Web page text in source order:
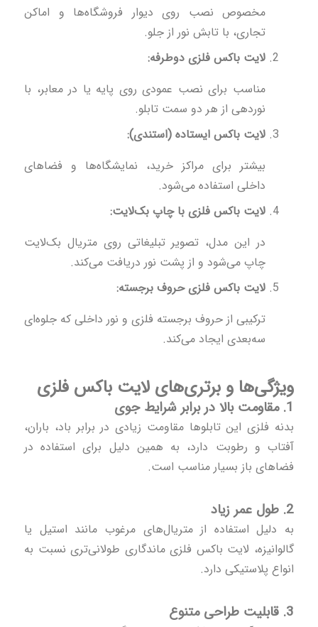
مخصوص نصب روی دیوار فروشگاه‌ها و اماکن
تجاری، با تابش نور از جلو.
لایت باکس فلزی دوطرفه:
مناسب برای نصب عمودی روی پایه یا در معابر، با
نوردهی از هر دو سمت تابلو.
لایت باکس ایستاده (استندی):
بیشتر برای مراکز خرید، نمایشگاه‌ها و فضاهای
داخلی استفاده می‌شود.
لایت باکس فلزی با چاپ بک‌لایت:
در این مدل، تصویر تبلیغاتی روی متریال بک‌لایت
چاپ می‌شود و از پشت نور دریافت می‌کند.
لایت باکس فلزی حروف برجسته:
ترکیبی از حروف برجسته فلزی و نور داخلی که جلوه‌ای
سه‌بعدی ایجاد می‌کند.
ویژگی‌ها و برتری‌های لایت باکس فلزی
1. مقاومت بالا در برابر شرایط جوی
بدنه فلزی این تابلوها مقاومت زیادی در برابر باد، باران،
آفتاب و رطوبت دارد، به همین دلیل برای استفاده در
فضاهای باز بسیار مناسب است.
2. طول عمر زیاد
به دلیل استفاده از متریال‌های مرغوب مانند استیل یا
گالوانیزه، لایت باکس فلزی ماندگاری طولانی‌تری نسبت به
انواع پلاستیکی دارد.
3. قابلیت طراحی متنوع